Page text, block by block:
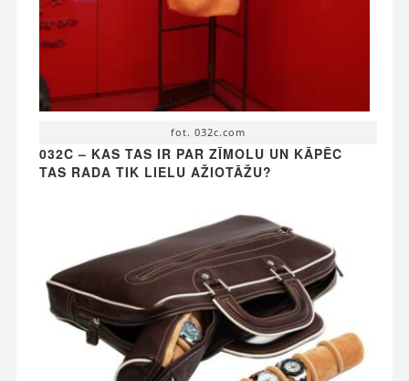
fot. 032c.com
032C – KAS TAS IR PAR ZĪMOLU UN KĀPĒC
TAS RADA TIK LIELU AŽIOTĀŽU?